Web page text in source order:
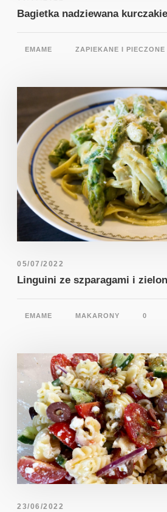
Bagietka nadziewana
EMAME ZAPIEKANE I PIECZONE
05/07/2022
Linguini ze szparagami i
EMAME MAKARONY 0
23/06/2022